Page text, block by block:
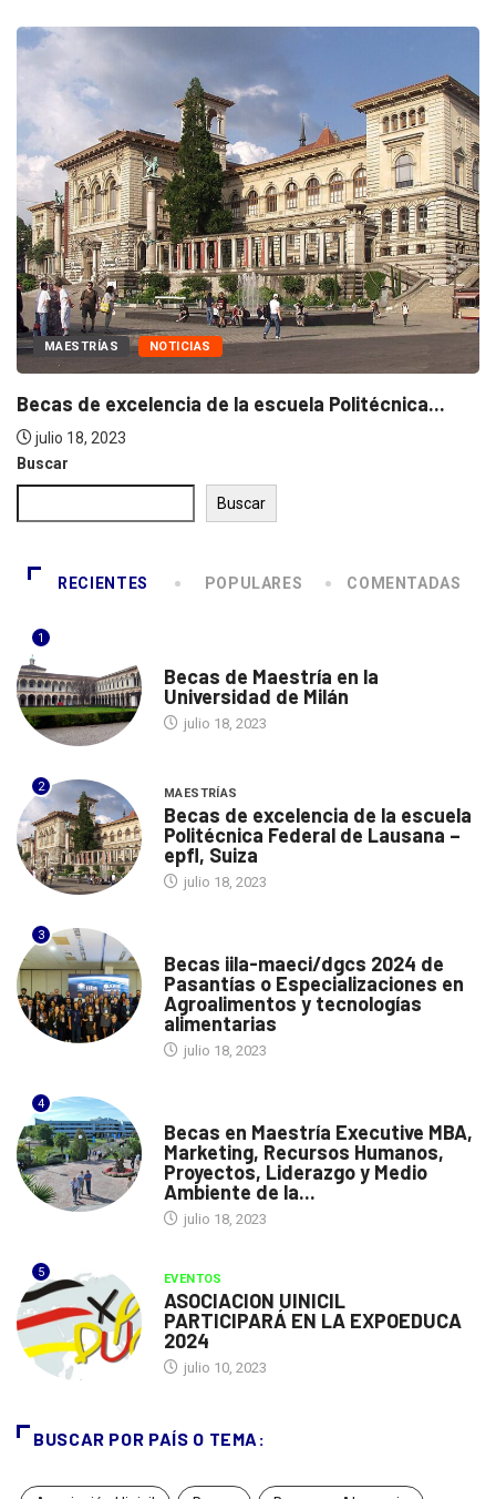
MAESTRÍAS NOTICIAS
Becas de excelencia de la escuela Politécnica...
julio 18, 2023
Buscar
Buscar
RECIENTES POPULARES COMENTADAS
1
Becas de Maestría en la
Universidad de Milán
julio 18, 2023
2 MAESTRÍAS
Becas de excelencia de la escuela
Politécnica Federal de Lausana –
epfl, Suiza
julio 18, 2023
3
Becas iila-maeci/dgcs 2024 de
Pasantías o Especializaciones en
Agroalimentos y tecnologías
alimentarias
julio 18, 2023
4
Becas en Maestría Executive MBA,
Marketing, Recursos Humanos,
Proyectos, Liderazgo y Medio
Ambiente de la...
julio 18, 2023
5 EVENTOS
ASOCIACION UINICIL
PARTICIPARÁ EN LA EXPOEDUCA
2024
julio 10, 2023
BUSCAR POR PAÍS O TEMA: